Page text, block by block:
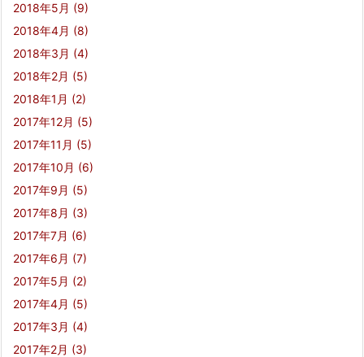
2018年5月 (9)
2018年4月 (8)
2018年3月 (4)
2018年2月 (5)
2018年1月 (2)
2017年12月 (5)
2017年11月 (5)
2017年10月 (6)
2017年9月 (5)
2017年8月 (3)
2017年7月 (6)
2017年6月 (7)
2017年5月 (2)
2017年4月 (5)
2017年3月 (4)
2017年2月 (3)